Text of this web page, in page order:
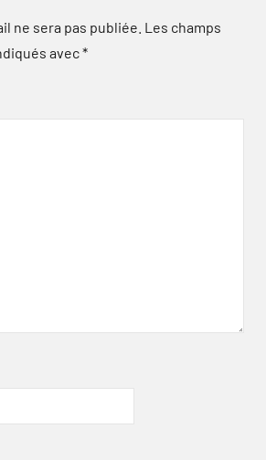
ne sera pas publiée. Les champs
avec*